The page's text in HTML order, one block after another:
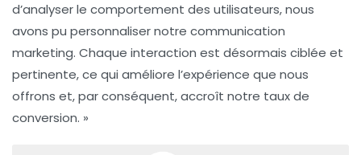
d’analyser le comportement des utilisateurs, nous
avons pu personnaliser notre communication
marketing. Chaque interaction est désormais ciblée et
pertinente, ce qui améliore l’expérience que nous
offrons et, par conséquent, accroît notre taux de
conversion. »